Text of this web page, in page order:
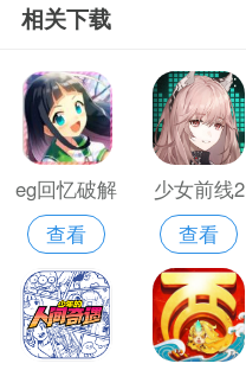
相关下载
eg回忆破解
版
查看
少女前线2
云图
查看